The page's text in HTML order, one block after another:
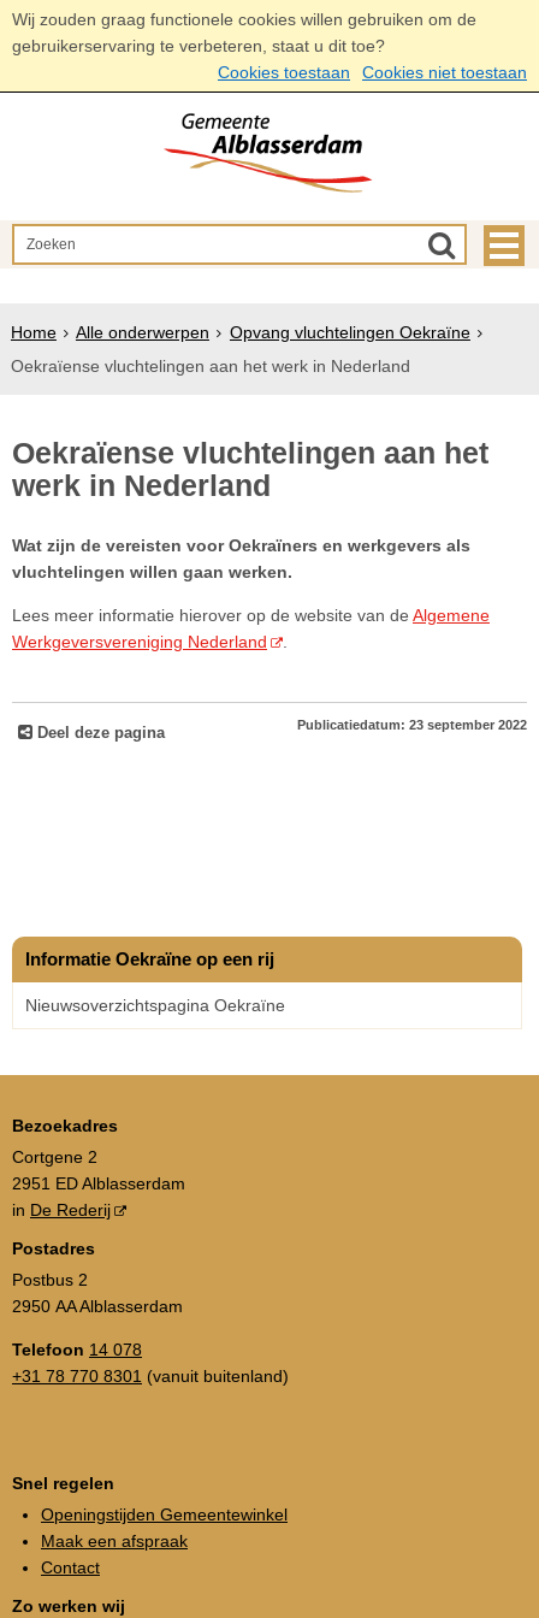
Wij zouden graag functionele cookies willen gebruiken om de
gebruikerservaring te verbeteren, staat u dit toe?
Cookies toestaan
Cookies niet toestaan
Home Alle onderwerpen
Opvang vluchtelingen Oekraïne
Oekraïense vluchtelingen aan het werk in Nederland
Oekraïense vluchtelingen aan het
werk in Nederland
Wat zijn de vereisten voor Oekraïners en werkgevers als
vluchtelingen willen gaan werken.
Lees meer informatie hierover op de website van de Algemene
Werkgeversvereniging Nederland
.
Deel deze pagina Publicatiedatum: 23 september 2022
Informatie Oekraïne op een rij
Nieuwsoverzichtspagina Oekraïne
Bezoekadres
Cortgene 2
2951 ED Alblasserdam
in De Rederij
Postadres
Postbus 2
2950 AA Alblasserdam
Telefoon 14 078
+31 78 770 8301 (vanuit buitenland)
Snel regelen
Openingstijden Gemeentewinkel
Maak een afspraak
Contact
Zo werken wij